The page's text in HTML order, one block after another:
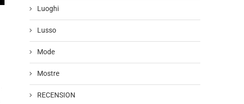
Luoghi
Lusso
Mode
Mostre
RECENSION